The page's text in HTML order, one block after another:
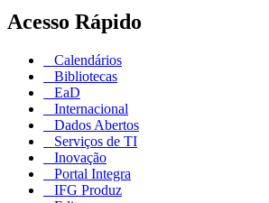
Acesso Rápido
Calendários
Bibliotecas
EaD
Internacional
Dados Abertos
Serviços de TI
Inovação
Portal Integra
IFG Produz